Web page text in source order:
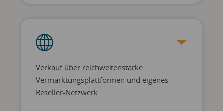
Verkauf über reichweitenstarke
Vermarktungsplattformen und eigenes
Reseller-Netzwerk